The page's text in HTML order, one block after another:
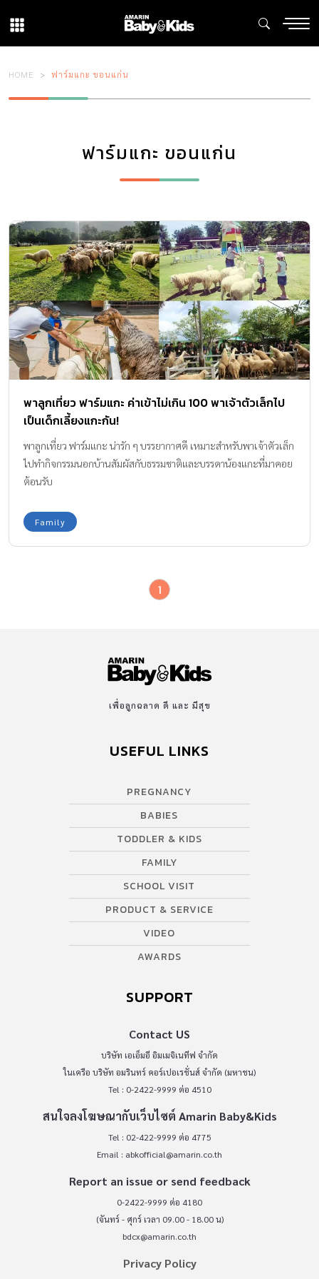
HOME ฟาร์มแกะ ขอนแก่น
ฟาร์มแกะ ขอนแก่น
พาลูกเที่ยว ฟาร์มแกะ ค่าเข้าไม่เกิน 100 พาเจ้าตัวเล็กไป
เป็นเด็กเลี้ยงแกะกัน!
พาลูกเที่ยว ฟาร์มแกะ น่ารัก ๆ บรรยากาศดี เหมาะสำหรับพาเจ้าตัวเล็ก
ไปทำกิจกรรมนอกบ้านสัมผัสกับธรรมชาติและบรรดาน้องแกะที่มาคอย
ต้อนรับ
Family
1
เพื่อลูกฉลาด ดี และ มีสุข
USEFUL LINKS
PREGNANCY
BABIES
TODDLER & KIDS
FAMILY
SCHOOL VISIT
PRODUCT & SERVICE
VIDEO
AWARDS
SUPPORT
Contact US
บริษัท เอเอ็มอี อิมเมจิเนทีฟ จำกัด
ในเครือ บริษัท อมรินทร์ คอร์เปอเรชั่นส์ จำกัด (มหาชน)
Tel : 0-2422-9999 ต่อ 4510
สนใจลงโฆษณากับเว็บไซต์ Amarin Baby&Kids
Tel : 02-422-9999 ต่อ 4775
Email : abkofficial@amarin.co.th
Report an issue or send feedback
0-2422-9999 ต่อ 4180
(จันทร์ - ศุกร์ เวลา 09.00 - 18.00 น)
bdcx@amarin.co.th
Privacy Policy